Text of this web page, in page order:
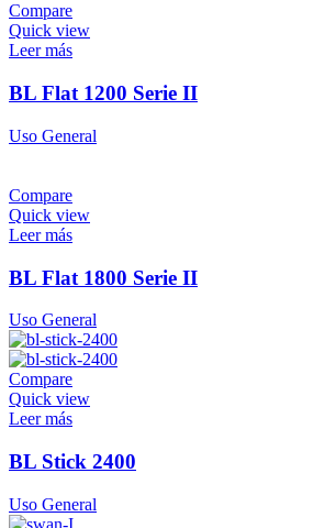
Compare
Quick view
Leer más
BL Flat 1200 Serie II
Uso General
Compare
Quick view
Leer más
BL Flat 1800 Serie II
Uso General
Compare
Quick view
Leer más
BL Stick 2400
Uso General